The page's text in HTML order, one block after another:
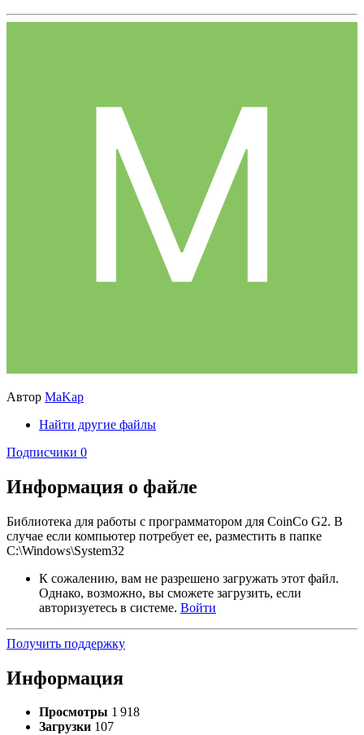
Автор MaKap
Найти другие файлы
Подписчики 0
Информация о файле
Библиотека для работы с программатором для CoinCo G2. В
случае если компьютер потребует ее, разместить в папке
C:\Windows\System32
К сожалению, вам не разрешено загружать этот файл.
Однако, возможно, вы сможете загрузить, если
авторизуетесь в системе. Войти
Получить поддержку
Информация
Просмотры 1 918
Загрузки 107